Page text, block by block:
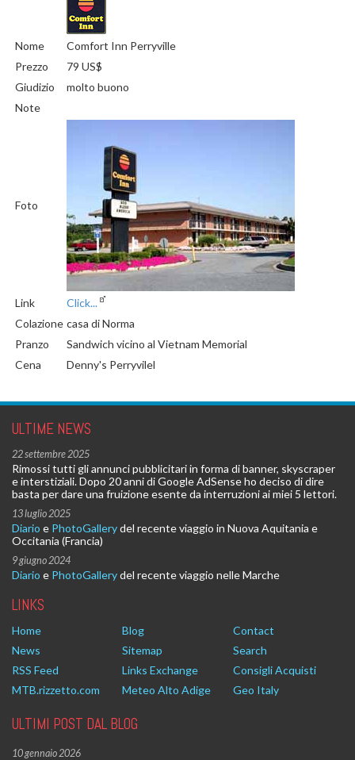
Nome
Comfort Inn Perryville
Prezzo
79 US$
Giudizio
molto buono
Note
Foto
Link
Click...
Colazione casa di Norma
Pranzo
Sandwich vicino al Vietnam Memorial
Cena
Denny's Perryvilel
ULTIME NEWS
22 settembre 2025
Rimossi tutti gli annunci pubblicitari in forma di banner, skyscraper
e interstiziali. Dopo 20 anni di Google AdSense ho deciso di dire
basta per dare una fruizione esente da interruzioni ai miei 5 lettori.
13 luglio 2025
Diario e PhotoGallerydel recente viaggio in Nuova Aquitania e
Occitania (Francia)
9 giugno 2024
Diario e PhotoGallerydel recente viaggio nelle Marche
LINKS
Home Blog
Contact
News
Sitemap
Search
RSS Feed
Links Exchange
Consigli Acquisti
MTB.rizzetto.com
Meteo Alto Adige Geo Italy
ULTIMI POST DAL BLOG
10 gennaio 2026